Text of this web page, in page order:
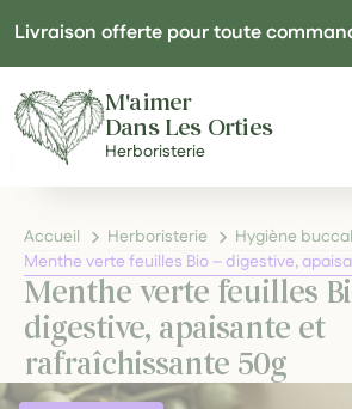
Livraison offerte pour toute
M'aimer
Dans Les Orties
Herboristerie
Accueil Herboristerie
Hygiène
Menthe verte feuilles Bio – digestive,
Menthe verte feuilles
digestive, apaisante et
rafraîchissante 50g